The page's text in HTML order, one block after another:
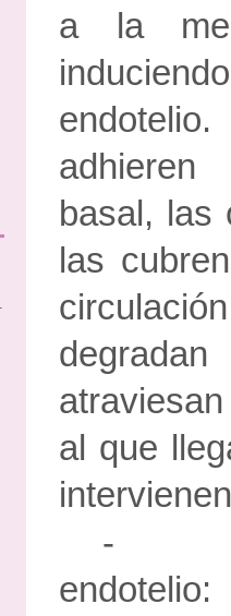
a la
endotelio.
basal, las
las
al que
-